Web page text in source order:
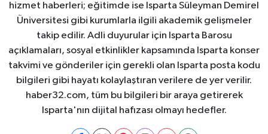
hizmet haberleri; eğitimde ise Isparta Süleyman Demirel
Üniversitesi gibi kurumlarla ilgili akademik gelişmeler
takip edilir. Adli duyurular için Isparta Barosu
açıklamaları, sosyal etkinlikler kapsamında Isparta konser
takvimi ve gönderiler için gerekli olan Isparta posta kodu
bilgileri gibi hayatı kolaylaştıran verilere de yer verilir.
haber32.com, tüm bu bilgileri bir araya getirerek
Isparta'nın dijital hafızası olmayı hedefler.